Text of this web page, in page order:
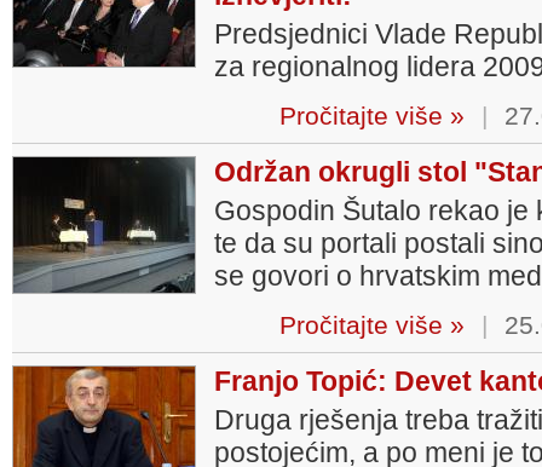
Predsjednici Vlade
za regionalnog lidera
Pročitajte više » |
Održan okrugli stol
Gospodin Šutalo rekao
te da su portali postali
se govori o hrvatskim
Pročitajte više » |
Franjo Topić: Devet
Druga rješenja treba
postojećim, a po meni je